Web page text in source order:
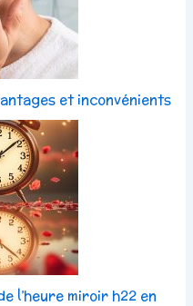
et inconvénients
l’heure miroir h22 en